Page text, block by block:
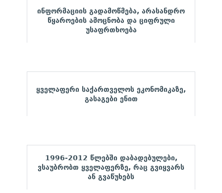
ინფორმაციის გადამოწმება, არასანდრო
წყაროების ამოცნობა და ციფრული
უსაფრთხოება
ყველაფერი საქართველოს ეკონომიკაზე,
გასაგები ენით
1996-2012 წლებში დაბადებულები,
ვსაუბრობთ ყველაფერზე, რაც გვიყვარს
ან გვაწუხებს